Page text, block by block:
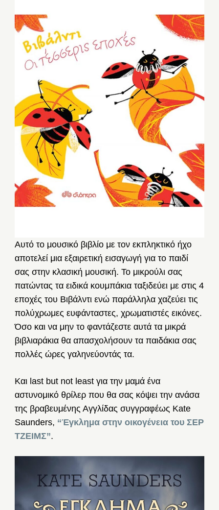
Αυτό το μουσικό βιβλίο με τον εκπληκτικό ήχο
αποτελεί μια εξαιρετική εισαγωγή για το παιδί
σας στην κλασική μουσική. Το μικρούλι σας
πατώντας τα ειδικά κουμπάκια ταξιδεύει με στις 4
εποχές του Βιβάλντι ενώ παράλληλα χαζεύει τις
πολύχρωμες ευφάνταστες, χρωματιστές εικόνες.
Όσο και να μην το φαντάζεστε αυτά τα μικρά
βιβλιαράκια θα απασχολήσουν τα παιδάκια σας
πολλές ώρες γαληνεύοντάς τα.
Και last but not least για την μαμά ένα
αστυνομικό θρίλερ που θα σας κόψει την ανάσα
της βραβευμένης Αγγλίδας συγγραφέως Kate
Saunders, “Έγκλημα στην οικογένεια του ΣΕΡ
ΤΖΕΙΜΣ”.